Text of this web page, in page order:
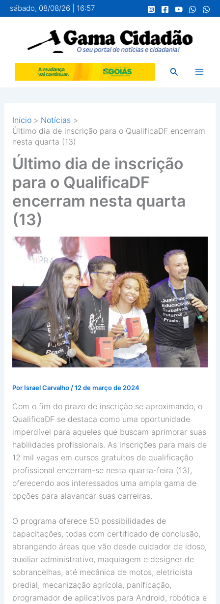
para
conteúdo
sábado, 08/08/26 | 16:57
Pesquisar
Início
Notícias
Último dia de inscrição para o QualificaDF encerram
nesta quarta (13)
Último dia de inscrição
para o QualificaDF
encerram nesta quarta
(13)
Por Israel Carvalho /12 de março de 2024
Com o fim do prazo de inscrição se aproximando, o
QualificaDF se destaca como uma oportunidade
imperdível para aqueles que buscam aprimorar suas
habilidades profissionais. As inscrições para mais de
12 mil vagas em cursos gratuitos de qualificação
profissional encerram-se nesta quarta-feira (13),
oferecendo aos interessados uma ampla gama de
opções para alavancar suas carreiras.
O programa oferece 50 possibilidades de
capacitações, todas com certificado de conclusão,
abrangendo áreas que vão desde cuidador de idoso,
auxiliar administrativo, maquiagem e designer de
sobrancelhas, até mecânica de motos, eletricista
predial, mecanização agrícola, panificação,
programador de aplicativos para Android, robótica e